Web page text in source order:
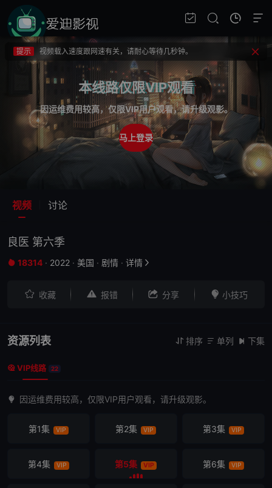
提示
提示
如果无法播放请重新刷新页面，或者切换线路。
提示
视频载入速度跟网速有关，请耐心等待几秒钟。
不要轻易相信视频中的广告，谨防上当受骗!
本线路仅限VIP观看
因运维费用较高，仅限VIP用户观看，请升级观影。
马上登录
视频 讨论
良医 第六季
 18314 · 2022 · 美国 · 剧情 · 详情 
 收藏  报错  分享  小技巧
资源列表  排序  单列  下集
 VIP线路 22
因运维费用较高，仅限VIP用户观看，请升级观影。
第1集 VIP 第2集 VIP 第3集 VIP
第4集 VIP 第5集 VIP 第6集 VIP